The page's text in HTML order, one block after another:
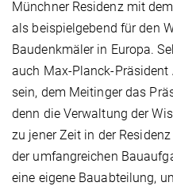
Münchner Residenz mit
als beispielgebend für den
Baudenkmäler in Europa.
auch Max-Planck-
sein, dem Meitinger das
denn die Verwaltung der
zu jener Zeit in der
der umfangreichen
eine eigene Bauabteilung,